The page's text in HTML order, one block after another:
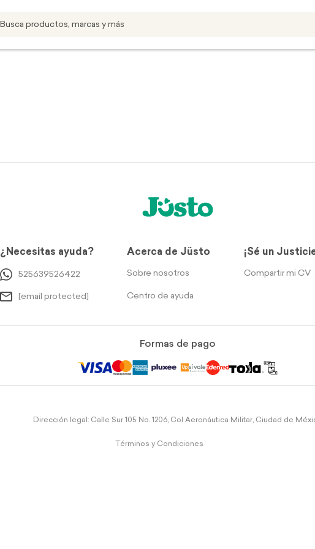
¿Necesitas ayuda?
525639526422
[email protected]
Acerca de Jüsto
Sobre nosotros
Centro de ayuda
¡Sé un
Compartir mi CV
Formas de pago
Dirección legal: Calle Sur 105 No. 1206, Col Aeronáutica Militar, Ciudad de
Términos y Condiciones